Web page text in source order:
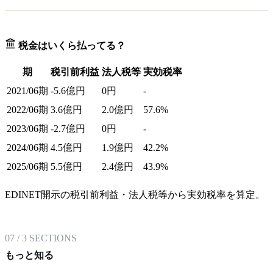
税金はいくら払ってる？
期 税引前利益 法人税等 実効税率
2021/06期 -5.6億円 0円
-
2022/06期 3.6億円 2.0億円
57.6%
2023/06期 -2.7億円 0円
-
2024/06期 4.5億円 1.9億円
42.2%
2025/06期 5.5億円 2.4億円 43.9%
EDINET開示の税引前利益・法人税等から実効税率を算定。
07 /3 SECTIONS
もっと知る